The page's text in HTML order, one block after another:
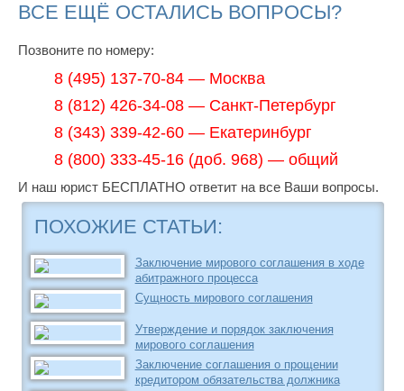
ВСЕ ЕЩЁ ОСТАЛИСЬ ВОПРОСЫ?
Позвоните по номеру:
8 (495) 137-70-84 — Москва
8 (812) 426-34-08 — Санкт-Петербург
8 (343) 339-42-60 — Екатеринбург
8 (800) 333-45-16 (доб. 968) — общий
И наш юрист БЕСПЛАТНО ответит на все Ваши вопросы.
ПОХОЖИЕ СТАТЬИ:
Заключение мирового соглашения в ходе
абитражного процесса
Сущность мирового соглашения
Утверждение и порядок заключения
мирового соглашения
Заключение соглашения о прощении
кредитором обязательства должника